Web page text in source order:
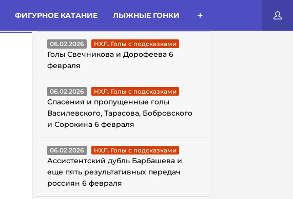
ФИГУРНОЕ КАТАНИЕ ЛЫЖНЫЕ ГОНКИ
ГОЛЫ С ПОДСКАЗКАМИ
06.02.2026 НХЛ. Голы с подсказками
Голы Свечникова и Дорофеева 6
февраля
06.02.2026 НХЛ. Голы с подсказками
Спасения и пропущенные голы
Василевского, Тарасова, Бобровского
и Сорокина 6 февраля
06.02.2026 НХЛ. Голы с подсказками
Ассистентский дубль Барбашева и
еще пять результативных передач
россиян 6 февраля